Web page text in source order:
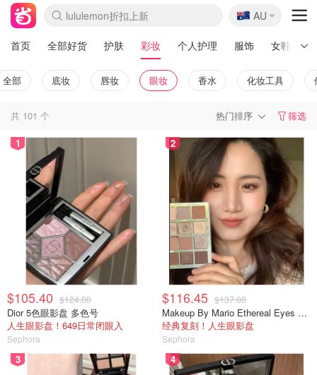
lululemon折扣上新
Sasa美妆护肤3.5折
SSENSE年中3折
FreshBeauty好价汇总
Cettire降价+叠9折
Farfetch折上8折
WWS Coles超市实拍
viagogo二手票捡漏
Myer清仓1折起
The Outnet奢牌1折起
David Jones 3折起
Flannels大牌1折
Perfumes Club护肤1折
AMIRO返校季6.2折
Oweek抽奖送Airpods
Amazon折扣汇总
eToro入金$200送$50
Amazon数码好物
ICONIC本周7.5折
ThedoubleF高奢地板价
Moose Knuckles 6折
丝芙兰5折起
EUFY官网3.7折起
Selenichast首饰2折
Trip机票酒店促销
YSL送5件彩妆礼
Amazon家居好物
BIGBANG巡演开票
David Jones时尚3折
Amazon美妆护肤
雅漾大喷$8
过敏原检测盒$33
伊索独家赠50ml沐浴露
科颜氏清仓3折
SEALIFE海洋馆门票6折
丝塔芙大白罐$16
订阅Newsletter送香薰
Cult Beauty 6.8折
Harrods圣诞日历2.3折
LN-CC奢牌私促3折
d'Alba空姐喷雾$16
EVE LOM套装逆天2折
Bernardelli独家4折
Adore Beauty 6折起
CT圣诞日历
Mytheresa奢品2.7折
Luxury Escapes 9折
Currentbody美容仪9折
卡诗9折+赠4件礼
MOON Garden Live
ALLSAINTS美衣3折
Roborock扫地机3.7折
Tingo Life水杯$24
Valentino官网5折
CR洗发护发6.3折
🇦🇺
AU
首页 全部好货 护肤 彩妆 个人护理 服饰 女鞋
全部 底妆 唇妆 眼妆 香水 化妆工具
共 101 个 热门排序 筛选
1
$105.40 $124.00
Dior 5色眼影盘 多色号
人生眼影盘！649日常闭眼入
Sephora
2
$116.45 $137.00
Makeup By Mario Ethereal Eyes 眼影盘
经典复刻！人生眼影盘
Sephora
3 4